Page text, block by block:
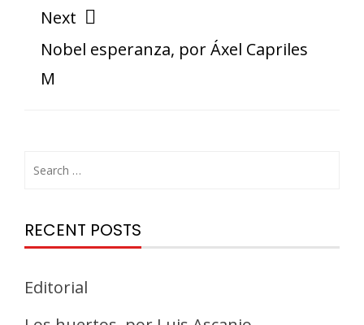
Next
Nobel esperanza, por Áxel Capriles
M
RECENT POSTS
Editorial